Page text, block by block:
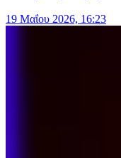
19 Μαΐου 2026, 16:23